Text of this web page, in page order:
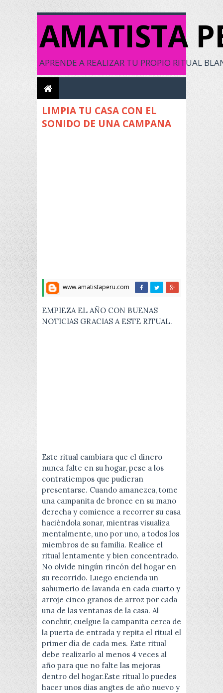
AMATISTA
APRENDE A REALIZAR TU PROPIO RITUAL
LIMPIA TU CASA CON EL
SONIDO DE UNA CAMPANA
www.amatistaperu.com
EMPIEZA EL AÑO CON BUENAS
NOTICIAS GRACIAS A ESTE RITUAL.
Este ritual cambiara que el dinero
nunca falte en su hogar, pese a los
contratiempos que pudieran
presentarse. Cuando amanezca, tome
una campanita de bronce en su mano
derecha y comience a recorrer su casa
haciéndola sonar, mientras visualiza
mentalmente, uno por uno, a todos los
miembros de su familia. Realice el
ritual lentamente y bien concentrado.
No olvide ningún rincón del hogar en
su recorrido. Luego encienda un
sahumerio de lavanda en cada cuarto y
arroje cinco granos de arroz por cada
una de las ventanas de la casa. Al
concluir, cuelgue la campanita cerca de
la puerta de entrada y repita el ritual el
primer día de cada mes. Este ritual
debe realizarlo al menos 4 veces al
año para que no falte las mejoras
dentro del hogar.Este ritual lo puedes
hacer unos dias angtes de año nuevo y